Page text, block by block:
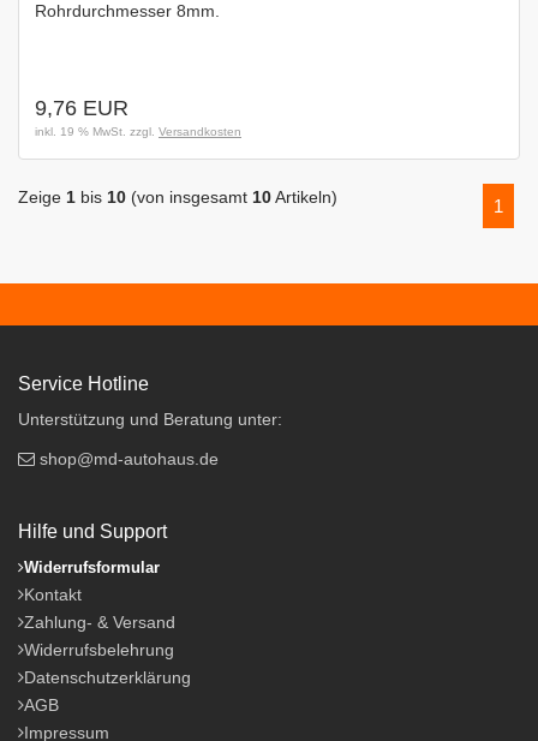
Rohrdurchmesser 8mm.
9,76 EUR
inkl. 19 % MwSt. zzgl. Versandkosten
Zeige 1 bis 10 (von insgesamt 10Artikeln) 1
Service Hotline
Unterstützung und Beratung unter:
shop@md-autohaus.de
Hilfe und Support
Widerrufsformular
Kontakt
Zahlung- & Versand
Widerrufsbelehrung
Datenschutzerklärung
AGB
Impressum